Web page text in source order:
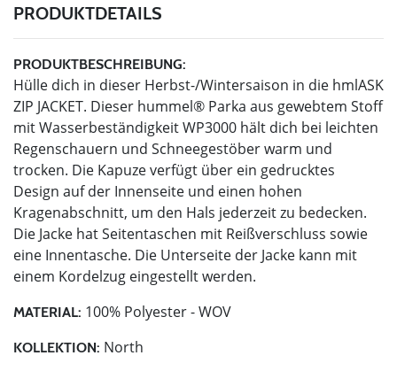
PRODUKTDETAILS
PRODUKTBESCHREIBUNG:
Hülle dich in dieser Herbst-/Wintersaison in die hmlASK
ZIP JACKET. Dieser hummel® Parka aus gewebtem Stoff
mit Wasserbeständigkeit WP3000 hält dich bei leichten
Regenschauern und Schneegestöber warm und
trocken. Die Kapuze verfügt über ein gedrucktes
Design auf der Innenseite und einen hohen
Kragenabschnitt, um den Hals jederzeit zu bedecken.
Die Jacke hat Seitentaschen mit Reißverschluss sowie
eine Innentasche. Die Unterseite der Jacke kann mit
einem Kordelzug eingestellt werden.
MATERIAL: 100% Polyester - WOV
KOLLEKTION: North